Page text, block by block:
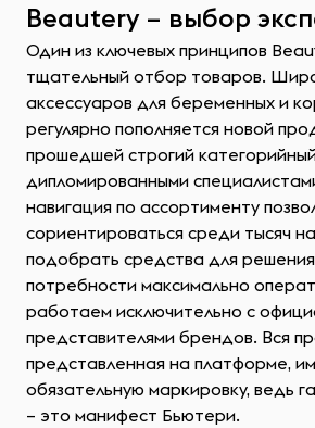
Beautery – выбор
Один из ключевых принципов
тщательный отбор товаров.
аксессуаров для беременных и
регулярно пополняется новой
прошедшей строгий
дипломированными
навигация по ассортименту
сориентироваться среди тысяч
подобрать средства для
потребности максимально
работаем исключительно с
представителями брендов. Вся
представленная на платформе,
обязательную маркировку, ведь
– это манифест Бьютери.